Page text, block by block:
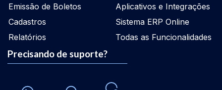
Emissão de Boletos
Cadastros
Relatórios
Aplicativos e Integrações
Sistema ERP Online
Todas as Funcionalidades
Precisando de suporte?